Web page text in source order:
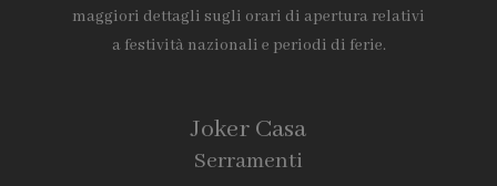
maggiori dettagli sugli orari di apertura relativi
a festività nazionali e periodi di ferie.
Joker Casa
Serramenti